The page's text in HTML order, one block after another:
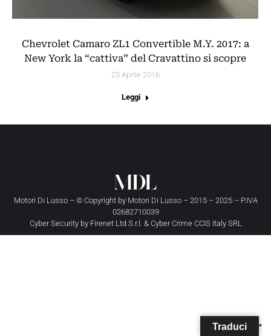
Chevrolet Camaro ZL1 Convertible M.Y. 2017: a
New York la “cattiva” del Cravattino si scopre
25 Aprile 2016
Leggi
Motori Di Lusso – © Copyright by Motori Di Lusso– 2015 – 2025 – P.IVA
02682710039
Cyber Security by Firenet Ltd S.r.l. & Cyber Crime CCIS Italy SRL
Traduci